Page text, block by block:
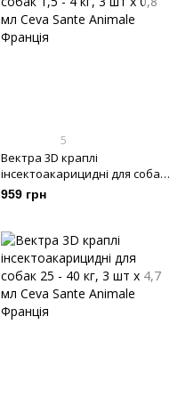
5
Вектра 3D краплі
інсектоакарицидні для собак
1,5 - 4 кг, 3 шт х 0,8 мл
959 грн